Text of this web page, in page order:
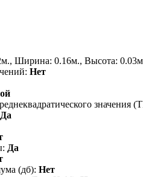
Ширина: 0.16м., Высота:
Нет
значения
Да
Да
(дб): Нет